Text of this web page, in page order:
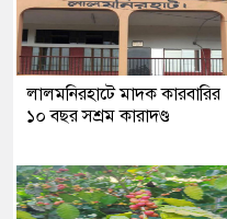
লালমনিরহাটে মাদক কারবারির
১০ বছর সশ্রম কারাদণ্ড